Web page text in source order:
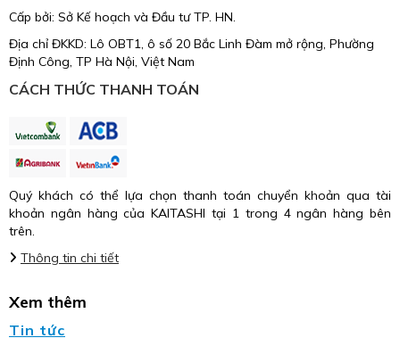
Cấp bởi: Sở Kế hoạch và Đầu tư TP. HN.
Địa chỉ ĐKKD: Lô OBT1, ô số 20 Bắc Linh Đàm mở rộng, Phường
Định Công, TP Hà Nội, Việt Nam
CÁCH THỨC THANH TOÁN
Quý khách có thể lựa chọn thanh toán chuyển khoản qua tài
khoản ngân hàng của KAITASHI tại 1 trong 4 ngân hàng bên
trên.
Thông tin chi tiết
Xem thêm
Tin tức